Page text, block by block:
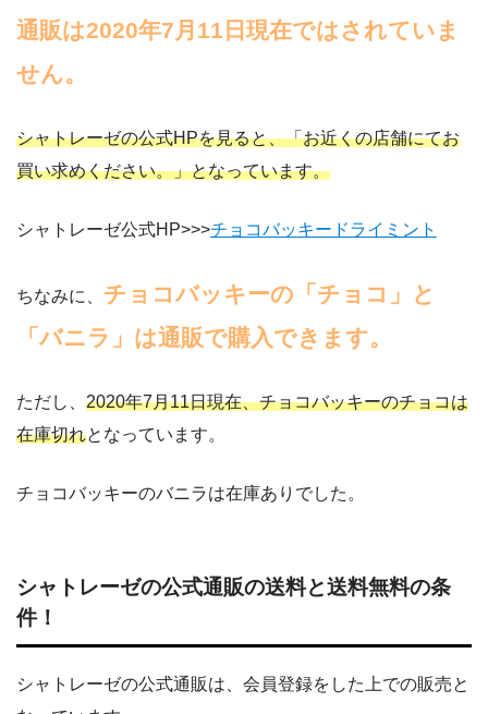
通販は2020年7月11日現在ではされていま
せん。
シャトレーゼの公式HPを見ると、「お近くの店舗にてお
買い求めください。」となっています。
シャトレーゼ公式HP>>>チョコバッキードライミント
ちなみに、 チョコバッキーの「チョコ」と
「バニラ」は通販で購入できます。
ただし、 2020年7月11日現在、チョコバッキーのチョコは
在庫切れとなっています。
チョコバッキーのバニラは在庫ありでした。
シャトレーゼの公式通販の送料と送料無料の条
件！
シャトレーゼの公式通販は、会員登録をした上での販売と